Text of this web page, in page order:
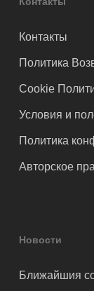
Контакты
Политика
Cookie
Условия и
Политика
Авторское
Новости
Ближайшия